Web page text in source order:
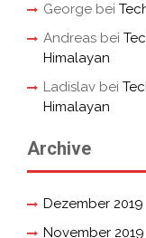
George bei
Andreas bei
Himalayan
Ladislav bei
Himalayan
Archive
Dezember 2019
November 2019